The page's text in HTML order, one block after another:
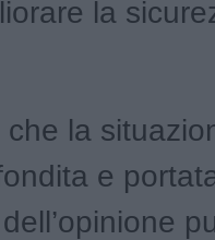
la
che la
e